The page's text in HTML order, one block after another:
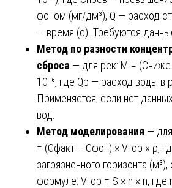
фоном (мг/дм³), Q — расход
— время (с). Требуются
Метод по разности
сброса — для рек: М =
10⁻⁶, где Qр — расход воды в
Применяется, если нет
вод.
Метод моделирования —
= (Сфакт – Сфон) × Vгор × ρ,
загрязненного горизонта
формуле: Vгор = S × h × n, где